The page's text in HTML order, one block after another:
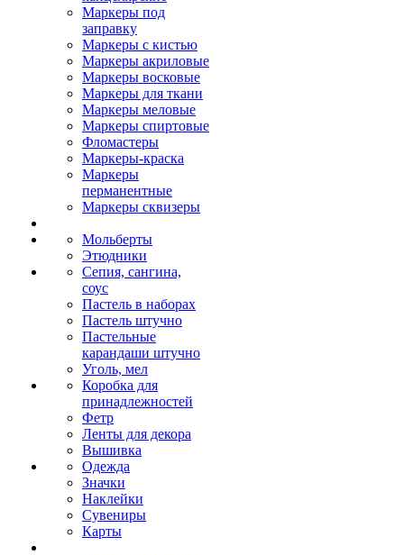
Маркеры под
заправку
Маркеры с кистью
Маркеры акриловые
Маркеры восковые
Маркеры для ткани
Маркеры меловые
Маркеры спиртовые
Фломастеры
Маркеры-краска
Маркеры
перманентные
Маркеры сквизеры
Мольберты
Этюдники
Сепия, сангина,
соус
Пастель в наборах
Пастель штучно
Пастельные
карандаши штучно
Уголь, мел
Коробка для
принадлежностей
Фетр
Ленты для декора
Вышивка
Одежда
Значки
Наклейки
Сувениры
Карты